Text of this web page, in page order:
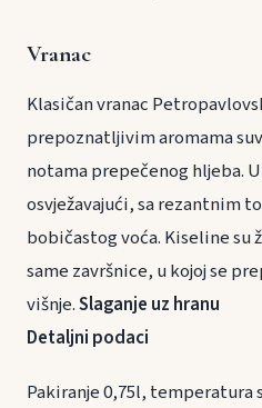
Vranac
Klasičan vranac
prepoznatljivim aromama
notama prepečenog hljeba.
osvježavajući, sa rezantnim
bobičastog voća. Kiseline su
same završnice, u kojoj se
višnje.Slaganje uz hranu
Detaljni podaci
Pakiranje 0,75l, temperatura